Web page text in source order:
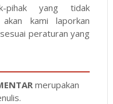
pihak yang tidak
kami laporkan
peraturan yang
merupakan